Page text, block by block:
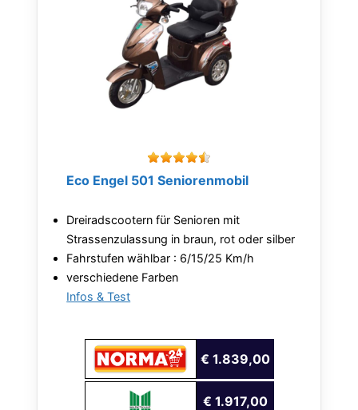
Eco Engel 501 Seniorenmobil
Dreiradscootern für Senioren mit
Strassenzulassung in braun, rot oder silber
Fahrstufen wählbar : 6/15/25 Km/h
verschiedene Farben
Infos & Test
€ 1.839,00
€ 1.917,00